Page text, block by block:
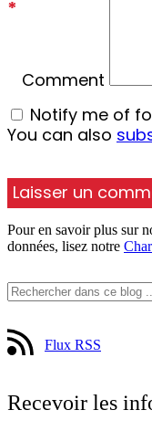
Comment
*
Notify me of
You can also
Pour en savoir plus sur
données, lisez notre
Flux RSS
Recevoir les